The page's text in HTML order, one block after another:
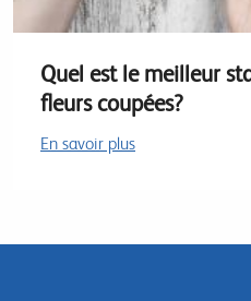
Quel est le meilleur
fleurs coupées?
En savoir plus